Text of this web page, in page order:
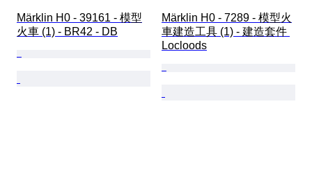
Märklin H0 - 39161 - 模型
火車 (1) - BR42 - DB
Märklin H0 - 7289 - 模型火
車建造工具 (1) - 建造套件
Locloods